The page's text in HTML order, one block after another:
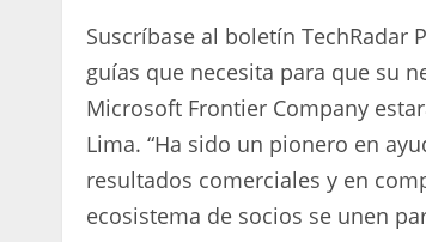
Suscríbase al boletín
guías que necesita para que su
Microsoft Frontier Company
Lima. “Ha sido un pionero en
resultados comerciales y en
ecosistema de socios se unen